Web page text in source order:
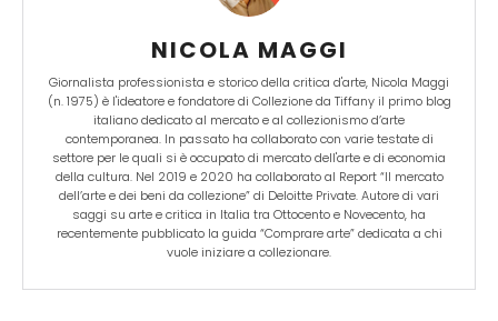
NICOLA MAGGI
Giornalista professionista e storico della critica d'arte, Nicola Maggi
(n. 1975) è l'ideatore e fondatore di Collezione da Tiffany il primo blog
italiano dedicato al mercato e al collezionismo d’arte
contemporanea. In passato ha collaborato con varie testate di
settore per le quali si è occupato di mercato dell'arte e di economia
della cultura. Nel 2019 e 2020 ha collaborato al Report “Il mercato
dell’arte e dei beni da collezione” di Deloitte Private. Autore di vari
saggi su arte e critica in Italia tra Ottocento e Novecento, ha
recentemente pubblicato la guida “Comprare arte” dedicata a chi
vuole iniziare a collezionare.